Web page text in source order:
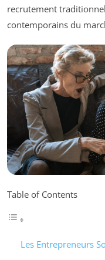
recrutement
contemporains du
Table of Contents
Les Entrepreneurs